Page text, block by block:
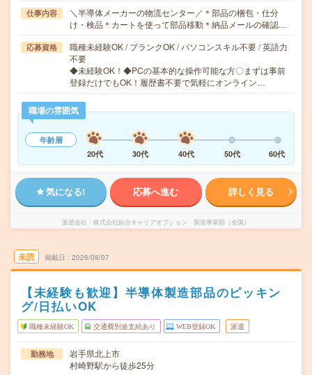
仕事内容
＼半導体メーカーの物流センター／＊部品の梱包・仕分
け・検品＊カートを使って部品移動＊納品メールの確認…
応募資格
職種未経験OK / ブランクOK / パソコンスキル不要 / 英語力
不要
◆未経験OK！◆PCの基本的な操作可能な方〇まずは事前
登録だけでもOK！履歴書不要で気軽にオンライン…
職場の雰囲気
年齢層
20代
30代 40代 50代 60代
気になる! 応募へ進む 詳しく見る
派遣会社 株式会社綜合キャリアオプション 製造事業部（全国）
未読 掲載日 2026/08/07
【未経験も歓迎】半導体製造部品のピッキン
グ/日払いOK
職種未経験OK 交通費別途支給あり WEB登録OK 派遣
勤務地
岩手県北上市
村崎野駅から徒歩25分